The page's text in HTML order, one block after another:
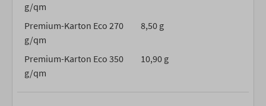
g/qm
Premium-Karton Eco 270
g/qm
8,50 g
Premium-Karton Eco 350
g/qm
10,90 g